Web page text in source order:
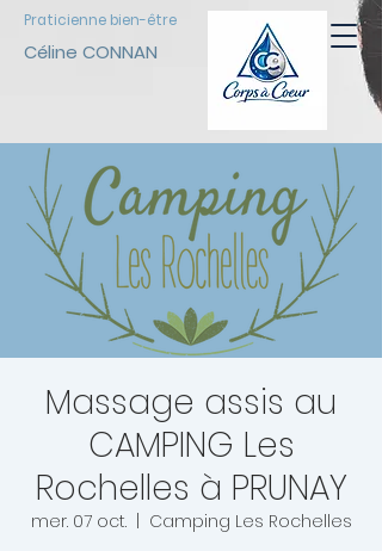
Céline CONNAN
Praticienne bien-être
Massage assis au
CAMPING Les
Rochelles à PRUNAY
mer. 07 oct.
  |
Camping Les Rochelles